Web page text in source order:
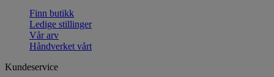
Finn butikk
Ledige stillinger
Vår arv
Håndverket vårt
Kundeservice